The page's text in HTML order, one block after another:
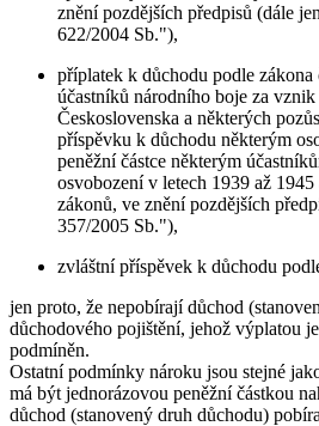
znění pozdějších předpisů (dále
622/2004 Sb."),
příplatek k důchodu podle
účastníků národního boje za
Československa a některých
příspěvku k důchodu některým
peněžní částce některým
osvobození v letech 1939 až 1945
zákonů, ve znění pozdějších
357/2005 Sb."),
zvláštní příspěvek k důchodu
jen proto, že nepobírají důchod
důchodového pojištění, jehož výplatou
podmíněn.
Ostatní podmínky nároku jsou stejné
má být jednorázovou peněžní částkou
důchod (stanovený druh důchodu)